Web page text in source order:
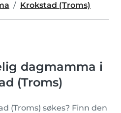
Krokstad (Troms)
dagmamma i
(Troms)
(Troms) søkes? Finn den